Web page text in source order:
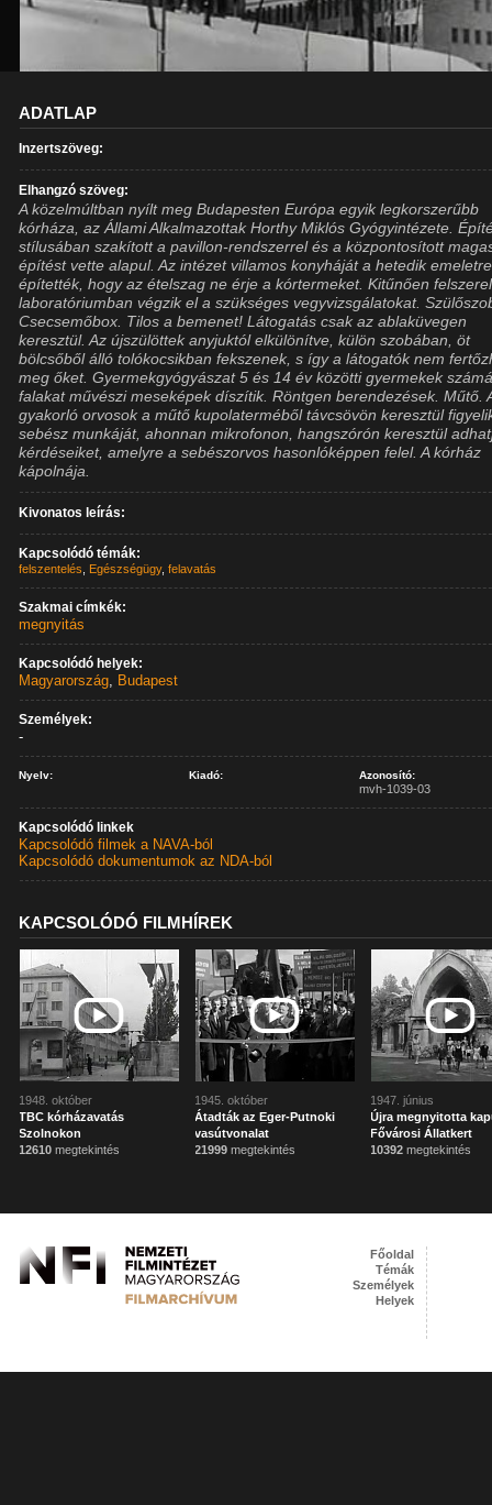
ADATLAP
Inzertszöveg:
Elhangzó szöveg:
A közelmúltban nyílt meg Budapesten Európa egyik legkorszerűbb
kórháza, az Állami Alkalmazottak Horthy Miklós Gyógyintézete.
stílusában szakított a pavillon-rendszerrel és a központosított
építést vette alapul. Az intézet villamos konyháját a hetedik emeletre
építették, hogy az ételszag ne érje a kórtermeket. Kitűnően
laboratóriumban végzik el a szükséges vegyvizsgálatokat.
Csecsemőbox. Tilos a bemenet! Látogatás csak az ablaküvegen
keresztül. Az újszülöttek anyjuktól elkülönítve, külön szobában, öt
bölcsőből álló tolókocsikban fekszenek, s így a látogatók nem
meg őket. Gyermekgyógyászat 5 és 14 év közötti gyermekek
falakat művészi meseképek díszítik. Röntgen berendezések. Műtő.
gyakorló orvosok a műtő kupolaterméből távcsövön keresztül
sebész munkáját, ahonnan mikrofonon, hangszórón keresztül
kérdéseiket, amelyre a sebészorvos hasonlóképpen felel. A kórház
kápolnája.
Kivonatos leírás:
Kapcsolódó témák:
felszentelés
Egészségügy,felavatás
Szakmai címkék:
megnyitás
Kapcsolódó helyek:
Magyarország, Budapest
Személyek:
-
Nyelv: Kiadó: Azonosító:
mvh-1039-03
Kapcsolódó linkek
Kapcsolódó filmek a NAVA-ból
Kapcsolódó dokumentumok az NDA-ból
KAPCSOLÓDÓ FILMHÍREK
1948. október
TBC kórházavatás
Szolnokon
12610 megtekintés
1945. október
Átadták az Eger-Putnoki
vasútvonalat
21999 megtekintés
1947. június
Újra megnyitotta
Fővárosi Állatkert
10392 megtekintés
Főoldal
Témák
Személyek
Helyek